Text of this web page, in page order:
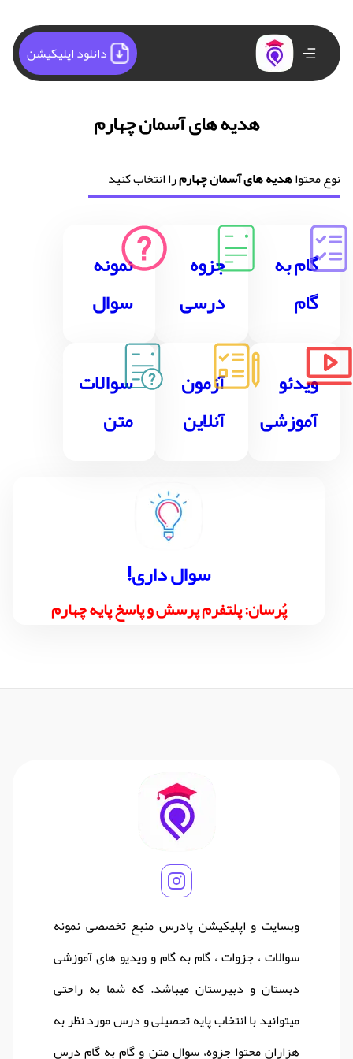
دانلود اپلیکیشن
هدیه های آسمان چهارم
نوع محتواهدیه های آسمان چهارمرا انتخاب کنید
گام به
گام
جزوه
درسی
نمونه
سوال
ویدئو
آموزشی
آزمون
آنلاین
سوالات
متن
!سوال داری
پُرسان: پلتفرم پرسش و پاسخ پایه چهارم
وبسایت و اپلیکیشن پادرس منبع تخصصی نمونه
سوالات ، جزوات ، گام به گام و ویدیو های آموزشی
دبستان و دبیرستان میباشد. که شما به راحتی
میتوانید با انتخاب پایه تحصیلی و درس مورد نظر به
هزاران محتوا جزوه، سوال متن و گام به گام درس